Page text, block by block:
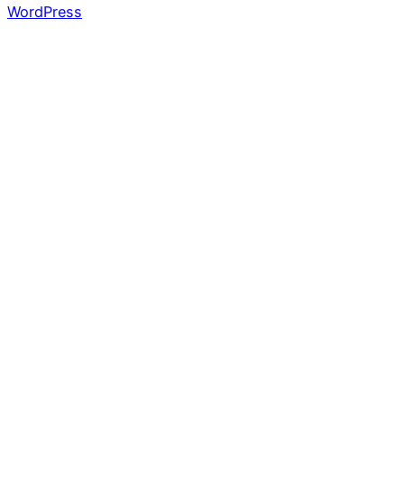
WordPress